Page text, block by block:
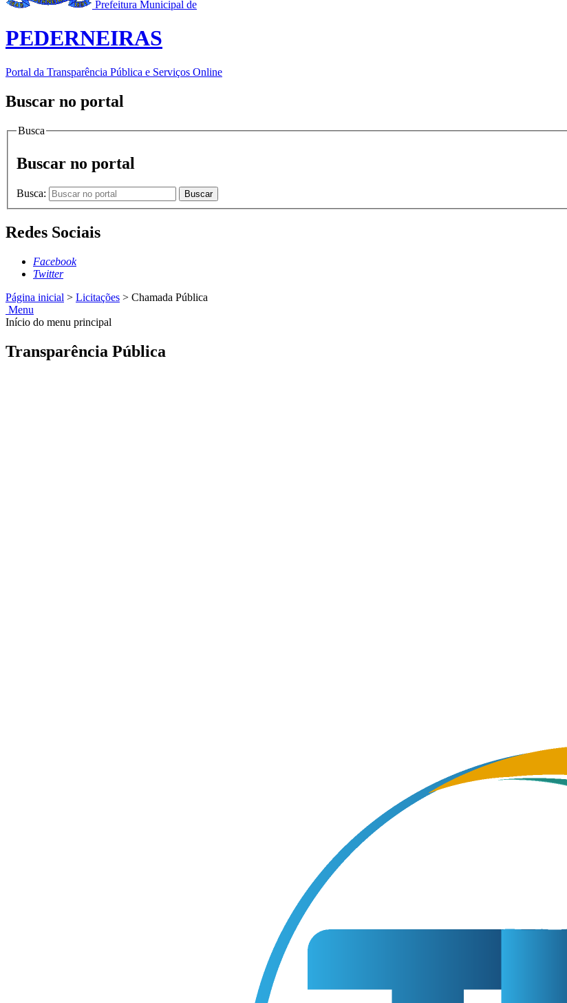
Prefeitura Municipal de
PEDERNEIRAS
Portal da Transparência Pública e Serviços Online
Buscar no portal
Busca
Buscar no portal
Busca: Buscar
Redes Sociais
Facebook
Twitter
Página inicial > Licitações > Chamada Pública
Menu
Início do menu principal
Transparência Pública